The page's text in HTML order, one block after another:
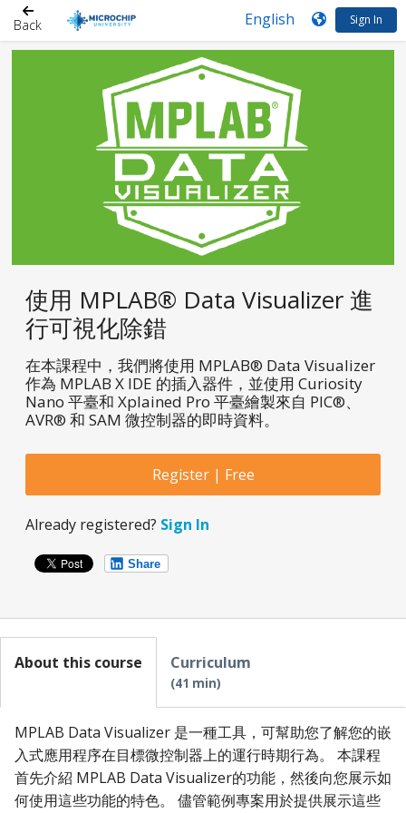
Back Sign In
使用 MPLAB® Data Visualizer 進
行可視化除錯
在本課程中，我們將使用 MPLAB® Data Visualizer
作為 MPLAB X IDE 的插入器件，並使用 Curiosity
Nano 平臺和 Xplained Pro 平臺繪製來自 PIC®、
AVR® 和 SAM 微控制器的即時資料。
Register | Free
Already registered? Sign In
Share
About this course
MPLAB Data Visualizer 是一種工具，可幫助您了解您的嵌
入式應用程序在目標微控制器上的運行時期行為。 本課程
首先介紹 MPLAB Data Visualizer的功能，然後向您展示如
何使用這些功能的特色。 儘管範例專案用於提供展示這些
Curriculum
41 min